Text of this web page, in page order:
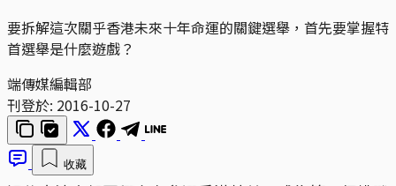
要拆解這次關乎香港未來十年命運的關鍵選舉，首先要掌握特
首選舉是什麼遊戲？
端傳媒編輯部
刊登於: 2016-10-27
收藏